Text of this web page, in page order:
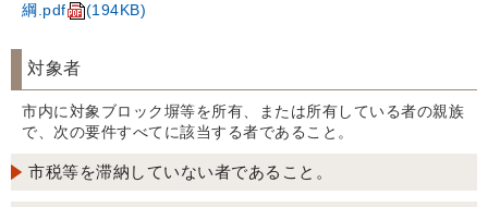
綱.pdf
(194KB)
対象者
市内に対象ブロック塀等を所有、または所有している者の親族
で、次の要件すべてに該当する者であること。
市税等を滞納していない者であること。